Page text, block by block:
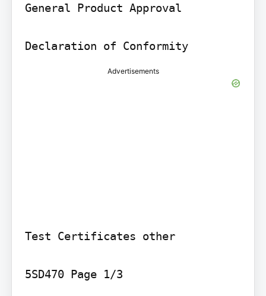
General Product Approval
Declaration of Conformity
Advertisements
Test Certificates other
5SD470 Page 1/3